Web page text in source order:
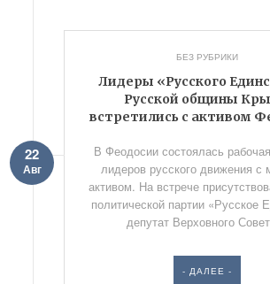
БЕЗ РУБРИКИ
Лидеры «Русского
Русской общины
встретились с активом
22
Авг
В Феодосии состоялась
лидеров русского движения с
активом. На встрече
политической партии «Русское
депутат Верховного
- ДАЛЕЕ -